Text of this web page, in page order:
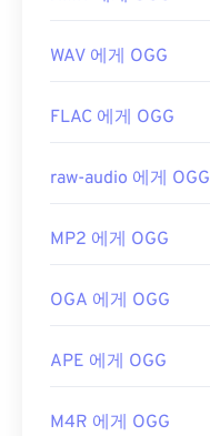
WAV 에게 OGG
FLAC 에게 OGG
raw-audio 에게 OGG
MP2 에게 OGG
OGA 에게 OGG
APE 에게 OGG
M4R 에게 OGG